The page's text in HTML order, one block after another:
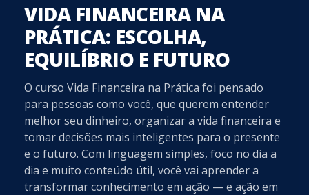
VIDA FINANCEIRA NA
PRÁTICA: ESCOLHA,
EQUILÍBRIO E FUTURO
O curso Vida Financeira na Prática foi pensado
para pessoas como você, que querem entender
melhor seu dinheiro, organizar a vida financeira e
tomar decisões mais inteligentes para o presente
e o futuro. Com linguagem simples, foco no dia a
dia e muito conteúdo útil, você vai aprender a
transformar conhecimento em ação — e ação em